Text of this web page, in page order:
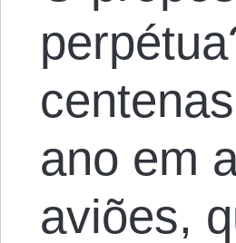
ano em
aviões,